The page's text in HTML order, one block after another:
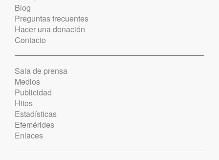
Blog
Preguntas frecuentes
Hacer una donación
Contacto
Sala de prensa
Medios
Publicidad
Hitos
Estadísticas
Efemérides
Enlaces